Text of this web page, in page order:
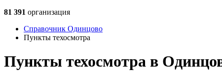
81 391 организация
Справочник Одинцово
Пункты техосмотра
Пункты техосмотра в